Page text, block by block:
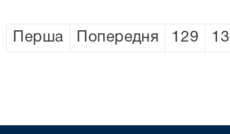
Перша Попередня 129